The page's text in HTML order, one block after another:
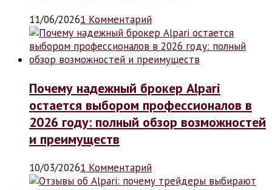
11/06/20261 Комментарий
Почему надежный брокер Alpari
остается выбором профессионалов в
2026 году: полный обзор возможностей
и преимуществ
10/03/20261 Комментарий